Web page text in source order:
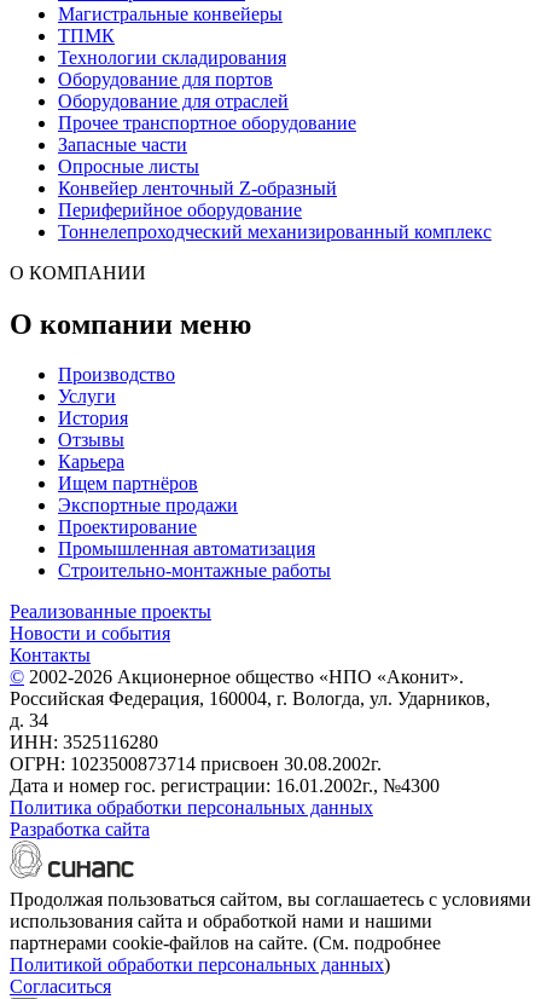
Магистральные конвейеры
ТПМК
Технологии складирования
Оборудование для портов
Оборудование для отраслей
Прочее транспортное оборудование
Запасные части
Опросные листы
Конвейер ленточный Z-образный
Периферийное оборудование
Тоннелепроходческий механизированный комплекс
О КОМПАНИИ
О компании меню
Производство
Услуги
История
Отзывы
Карьера
Ищем партнёров
Экспортные продажи
Проектирование
Промышленная автоматизация
Строительно-монтажные работы
Реализованные проекты
Новости и события
Контакты
© 2002-2026 Акционерное общество «НПО «Аконит».
Российская Федерация, 160004, г. Вологда, ул. Ударников,
д. 34
ИНН: 3525116280
ОГРН: 1023500873714 присвоен 30.08.2002г.
Дата и номер гос. регистрации: 16.01.2002г., №4300
Политика обработки персональных данных
Разработка сайта
Продолжая пользоваться сайтом, вы соглашаетесь с условиями
использования сайта и обработкой нами и нашими
партнерами cookie-файлов на сайте. (См. подробнее
Политикой обработки персональных данных)
Согласиться